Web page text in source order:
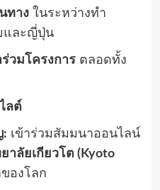
ทางในระหว่างทำ
และญี่ปุ่น
วมโครงการตลอดทั้ง
ลต์
: เข้าร่วมสัมมนาออนไลน์
าลัยเกียวโต (Kyoto
องโลก